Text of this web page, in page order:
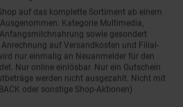
auf das komplette Sortiment ab einem
Kategorie Multimedia,
sowie gesondert
auf Versandkosten und Filial-
nur einmalig an Neuanmelder für den
Nur online einlösbar. Nur ein Gutschein
werden nicht ausgezahlt. Nicht mit
oder sonstige Shop-Aktionen)